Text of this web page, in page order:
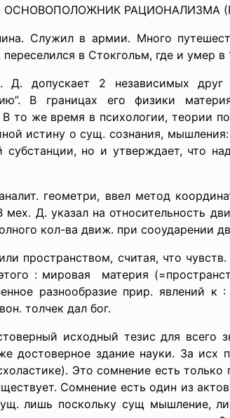
- ОСНОВОПОЛОЖНИК РАЦИОНАЛИЗМА
Служил в армии. Много
в Стокгольм, где и умер в
допускает 2 независимых
В границах его физики
то же время в психологии, теории
истину о сущ. сознания,
но и утверждает, что
геометри, ввел метод
мех. Д. указал на относительность
кол-ва движ. при сооударении
пространством, считая, что
: мировая материя
разнообразие прир. явлений
толчек дал бог.
исходный тезис для всего
достоверное здание науки. За
Это сомнение есть
Сомнение есть один из
лишь поскольку сущ мышление,